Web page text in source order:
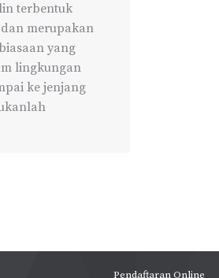
terbentuk
merupakan
yang
lingkungan
ke jenjang
Pendaftaran Online